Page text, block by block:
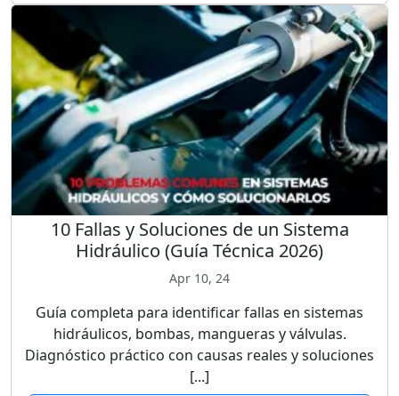
10 Fallas y Soluciones de un Sistema
Hidráulico (Guía Técnica 2026)
Apr 10, 24
Guía completa para identificar fallas en sistemas
hidráulicos, bombas, mangueras y válvulas.
Diagnóstico práctico con causas reales y soluciones
[...]